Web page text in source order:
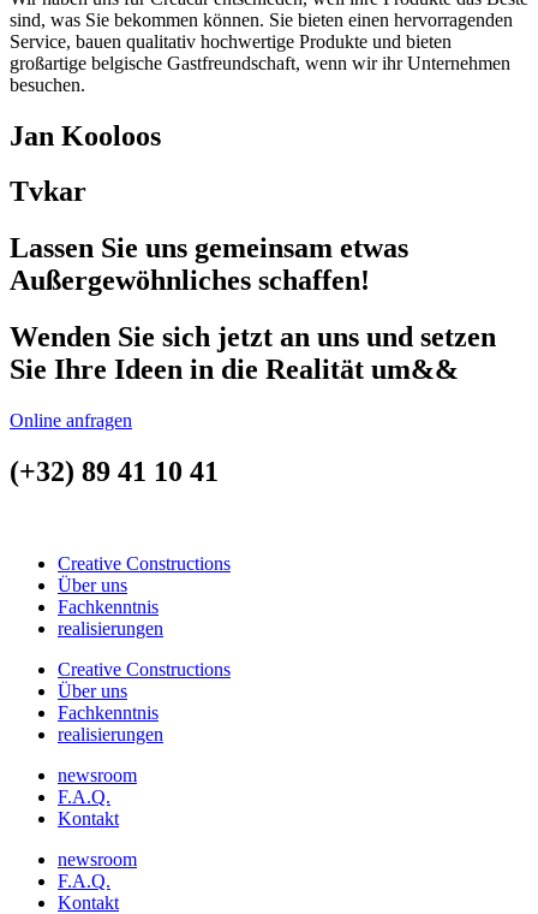
sind, was Sie bekommen können. Sie bieten einen hervorragenden
Service, bauen qualitativ hochwertige Produkte und bieten
großartige belgische Gastfreundschaft, wenn wir ihr Unternehmen
besuchen.
Jan Kooloos
Tvkar
Lassen Sie uns gemeinsam etwas
Außergewöhnliches schaffen!
Wenden Sie sich jetzt an uns und setzen
Sie Ihre Ideen in die Realität um&&
Online anfragen
(+32) 89 41 10 41
Creative Constructions
Über uns
Fachkenntnis
realisierungen
Creative Constructions
Über uns
Fachkenntnis
realisierungen
newsroom
F.A.Q.
Kontakt
newsroom
F.A.Q.
Kontakt